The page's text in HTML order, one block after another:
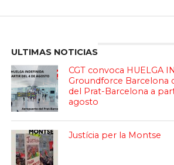
ULTIMAS NOTICIAS
CGT convoca HUELGA
Groundforce Barcelona
del Prat-Barcelona a
agosto
Justícia per la Montse